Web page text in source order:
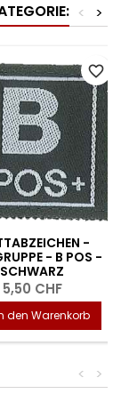
>
<
-
- B POS -
SCHWARZ
5,50 CHF
den Warenkorb
favorite_border
>
<